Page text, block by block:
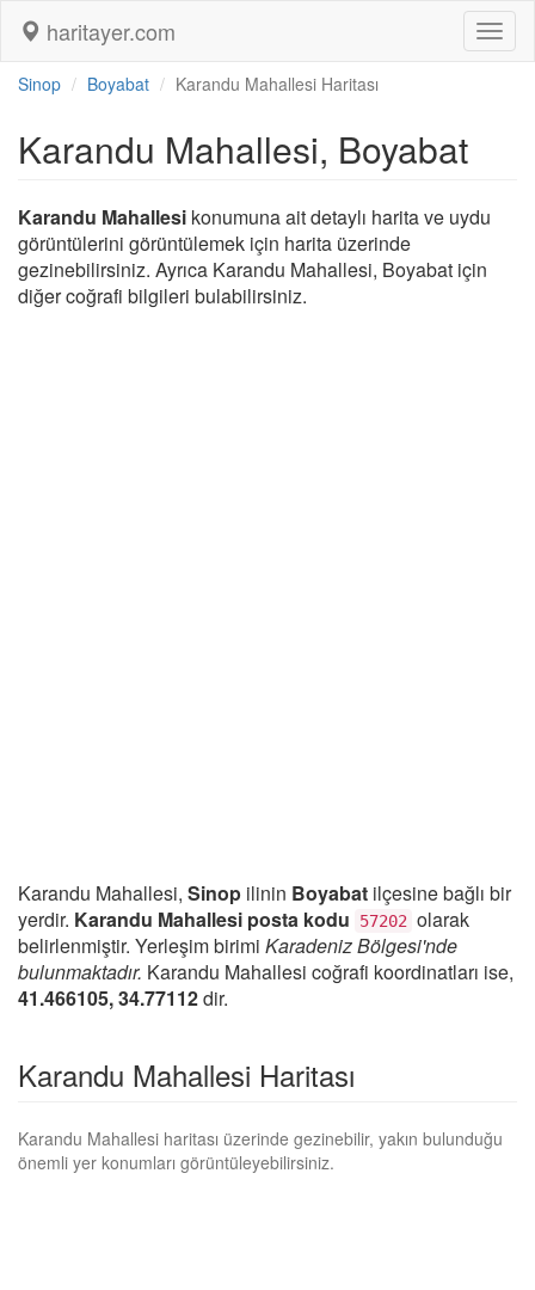
haritayer.com
Sinop Boyabat Karandu Mahallesi Haritası
Karandu Mahallesi, Boyabat
Karandu Mahallesi konumuna ait detaylı harita ve uydu
görüntülerini görüntülemek için harita üzerinde
gezinebilirsiniz. Ayrıca Karandu Mahallesi, Boyabat için
diğer coğrafi bilgileri bulabilirsiniz.
Karandu Mahallesi, Sinop ilinin Boyabat ilçesine bağlı bir
yerdir. Karandu Mahallesi posta kodu 57202 olarak
belirlenmiştir. Yerleşim birimi Karadeniz Bölgesi'nde
bulunmaktadır. Karandu Mahallesi coğrafi koordinatları ise,
41.466105, 34.77112dir.
Karandu Mahallesi Haritası
Karandu Mahallesi haritası üzerinde gezinebilir, yakın bulunduğu
önemli yer konumları görüntüleyebilirsiniz.